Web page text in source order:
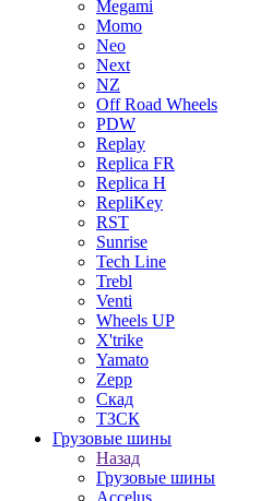
Megami
Momo
Neo
Next
NZ
Off Road Wheels
PDW
Replay
Replica FR
Replica H
RepliKey
RST
Sunrise
Tech Line
Trebl
Venti
Wheels UP
X'trike
Yamato
Zepp
Скад
ТЗСК
Грузовые шины
Назад
Грузовые шины
Accelus